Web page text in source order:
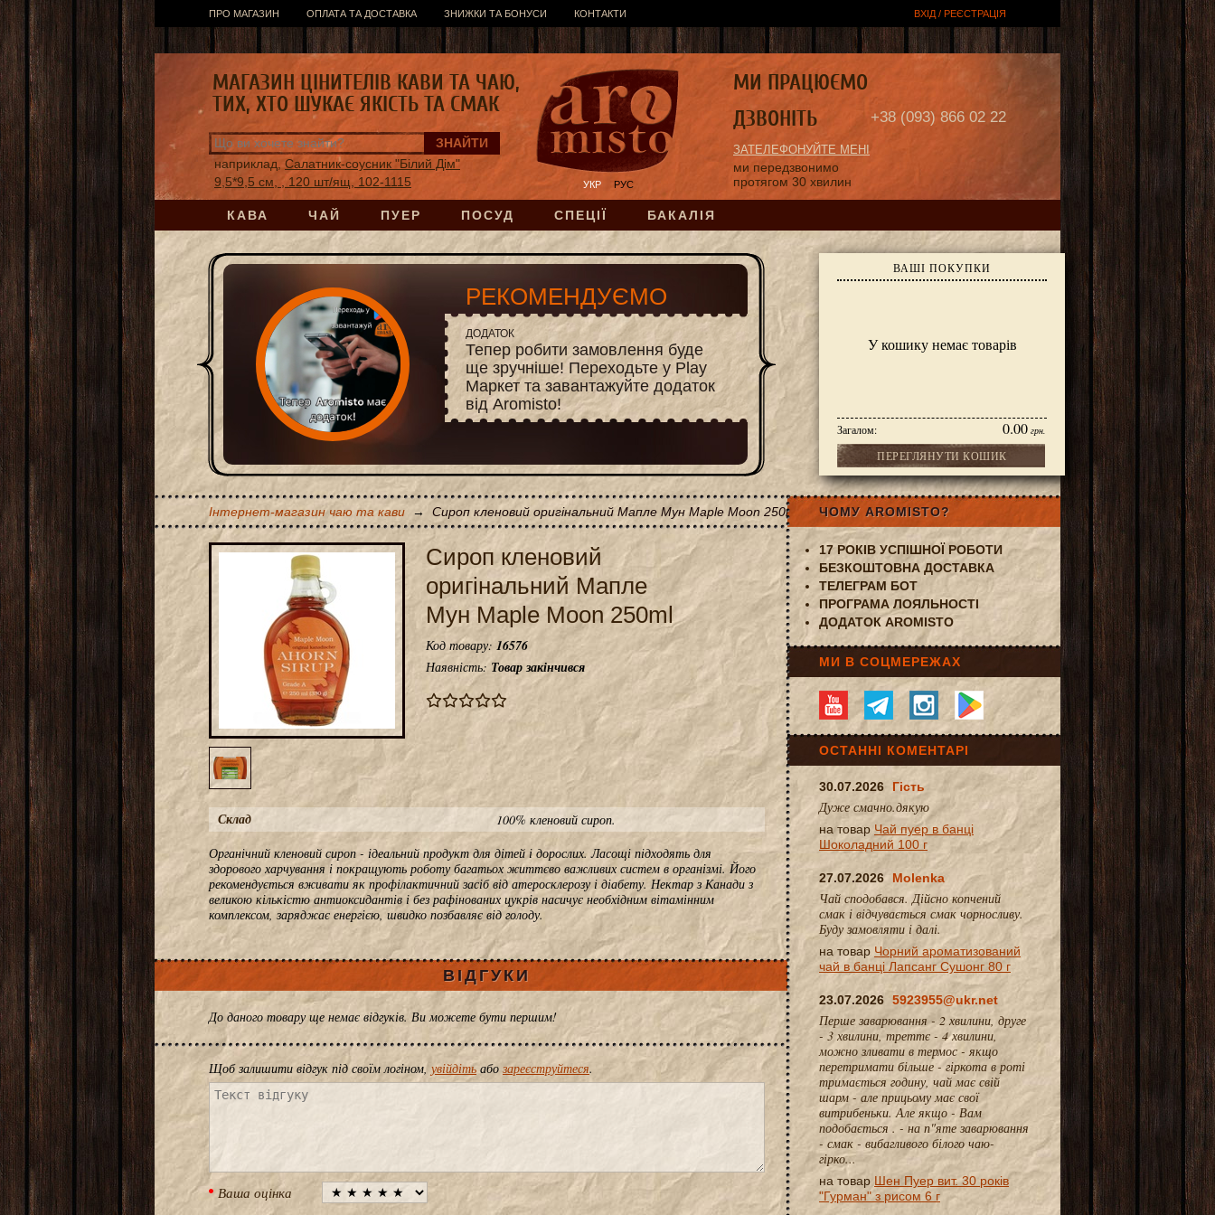
ПРО МАГАЗИН ОПЛАТА ТА ДОСТАВКА ЗНИЖКИ ТА БОНУСИ КОНТАКТИ ВХІД / РЕЄСТРАЦІЯ
КАВА ЧАЙ ПУЕР ПОСУД СПЕЦІЇ БАКАЛІЯ
УКР РУС
наприклад, Салатник-соусник "Білий Дім"
9,5*9,5 см, , 120 шт/ящ, 102-1115
ВАШІ ПОКУПКИ
У кошику немає товарів
Загалом: 0.00 грн.
ПЕРЕГЛЯНУТИ КОШИК
+38 (093) 866 02 22
ЗАТЕЛЕФОНУЙТЕ МЕНІ
ми передзвонимо
протягом 30 хвилин
МАГАЗИН ЦІНИТЕЛІВ КАВИ ТА ЧАЮ,
ТИХ, ХТО ШУКАЄ ЯКІСТЬ ТА СМАК
МИ ПРАЦЮЄМО
ДЗВОНІТЬ
РЕКОМЕНДУЄМО
ДОДАТОК
Тепер робити замовлення буде
ще зручніше! Переходьте у Play
Маркет та завантажуйте додаток
від Aromisto!
Інтернет-магазин чаю та кави → Сироп кленовий оригінальний Мапле Мун Maple Moon 250ml
Сироп кленовий
оригінальний Мапле
Мун Maple Moon 250ml
Код товару: 16576
Наявність:Товар закінчився
Склад
100% кленовий сироп.
Органічний кленовий сироп - ідеальний продукт для дітей і дорослих. Ласощі підходять для
здорового харчування і покращують роботу багатьох життєво важливих систем в організмі. Його
рекомендується вживати як профілактичний засіб від атеросклерозу і діабету. Нектар з Канади з
великою кількістю антиоксидантів і без рафінованих цукрів насичує необхідним вітамінним
комплексом, заряджає енергією, швидко позбавляє від голоду.
ВІДГУКИ
До даного товару ще немає відгуків. Ви можете бути першим!
Щоб залишити відгук під своїм логіном,увійдіть або зареєструйтеся.
Ваша оцінка
ЧОМУ AROMISTO?
17 РОКІВ УСПІШНОЇ РОБОТИ
БЕЗКОШТОВНА ДОСТАВКА
ТЕЛЕГРАМ БОТ
ПРОГРАМА ЛОЯЛЬНОСТІ
ДОДАТОК AROMISTO
МИ В СОЦМЕРЕЖАХ
ОСТАННІ КОМЕНТАРІ
30.07.2026 Гість
Дуже смачно.дякую
на товар Чай пуер в банці
Шоколадний 100 г
27.07.2026 Molenka
Чай сподобався. Дійсно копчений
смак і відчувається смак чорносливу.
Буду замовляти і далі.
на товар Чорний ароматизований
чай в банці Лапсанг Сушонг 80 г
23.07.2026 5923955@ukr.net
Перше заварювання - 2 хвилини, друге
- 3 хвилини, треттє - 4 хвилини,
можно зливати в термос - якщо
перетримати більше - гіркота в роті
тримається годину, чай має свій
шарм - але прицьому має свої
витрибеньки. Але якщо - Вам
подобається . - на п"яте заварювання
- смак - вибагливого білого чаю-
гірко...
на товар Шен Пуер вит. 30 років
"Гурман" з рисом 6 г